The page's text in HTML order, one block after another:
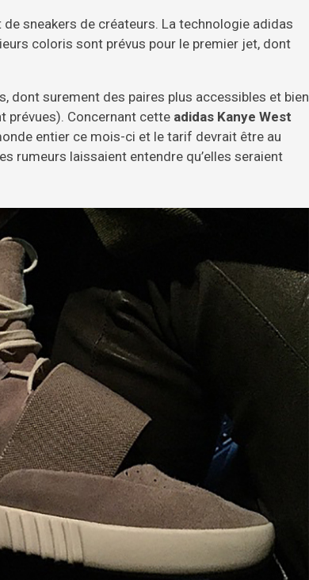
sneakers de créateurs. La technologie adidas
coloris sont prévus pour le premier jet, dont
dont surement des paires plus accessibles et bien
prévues). Concernant cette adidas Kanye West
entier ce mois-ci et le tarif devrait être au
rumeurs laissaient entendre qu’elles seraient